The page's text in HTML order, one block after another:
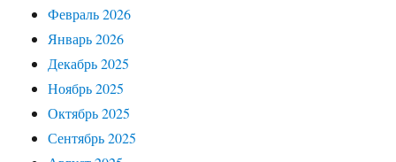
Февраль 2026
Январь 2026
Декабрь 2025
Ноябрь 2025
Октябрь 2025
Сентябрь 2025